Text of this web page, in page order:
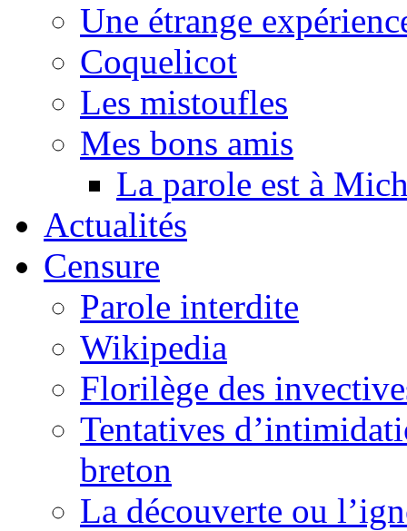
Une étrange
Coquelicot
Les mistoufles
Mes bons amis
La parole est à
Actualités
Censure
Parole interdite
Wikipedia
Florilège des
Tentatives
breton
La découverte ou